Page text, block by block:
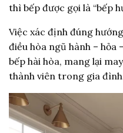
thì bếp được gọi là “bếp
Việc xác định đúng
điều hòa ngũ hành – hỏa
bếp hài hòa, mang lại
thành viên trong gia